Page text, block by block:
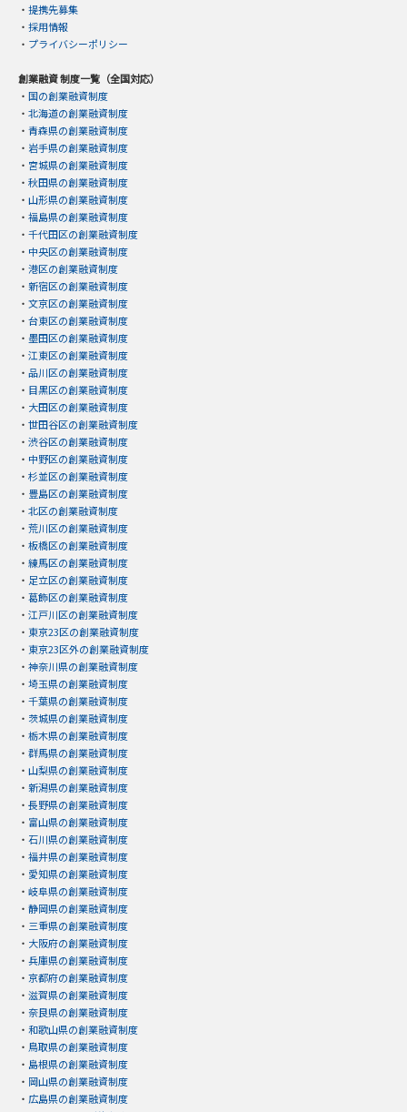
・ 提携先募集
・ 採用情報
・ プライバシーポリシー
創業融資 制度一覧（全国対応）
・ 国の創業融資制度
・ 北海道の創業融資制度
・ 青森県の創業融資制度
・ 岩手県の創業融資制度
・ 宮城県の創業融資制度
・ 秋田県の創業融資制度
・ 山形県の創業融資制度
・ 福島県の創業融資制度
・ 千代田区の創業融資制度
・ 中央区の創業融資制度
・ 港区の創業融資制度
・ 新宿区の創業融資制度
・ 文京区の創業融資制度
・ 台東区の創業融資制度
・ 墨田区の創業融資制度
・ 江東区の創業融資制度
・ 品川区の創業融資制度
・ 目黒区の創業融資制度
・ 大田区の創業融資制度
・ 世田谷区の創業融資制度
・ 渋谷区の創業融資制度
・ 中野区の創業融資制度
・ 杉並区の創業融資制度
・ 豊島区の創業融資制度
・ 北区の創業融資制度
・ 荒川区の創業融資制度
・ 板橋区の創業融資制度
・ 練馬区の創業融資制度
・ 足立区の創業融資制度
・ 葛飾区の創業融資制度
・ 江戸川区の創業融資制度
・ 東京23区の創業融資制度
・ 東京23区外の創業融資制度
・ 神奈川県の創業融資制度
・ 埼玉県の創業融資制度
・ 千葉県の創業融資制度
・ 茨城県の創業融資制度
・ 栃木県の創業融資制度
・ 群馬県の創業融資制度
・ 山梨県の創業融資制度
・ 新潟県の創業融資制度
・ 長野県の創業融資制度
・ 富山県の創業融資制度
・ 石川県の創業融資制度
・ 福井県の創業融資制度
・ 愛知県の創業融資制度
・ 岐阜県の創業融資制度
・ 静岡県の創業融資制度
・ 三重県の創業融資制度
・ 大阪府の創業融資制度
・ 兵庫県の創業融資制度
・ 京都府の創業融資制度
・ 滋賀県の創業融資制度
・ 奈良県の創業融資制度
・ 和歌山県の創業融資制度
・ 鳥取県の創業融資制度
・ 島根県の創業融資制度
・ 岡山県の創業融資制度
・ 広島県の創業融資制度